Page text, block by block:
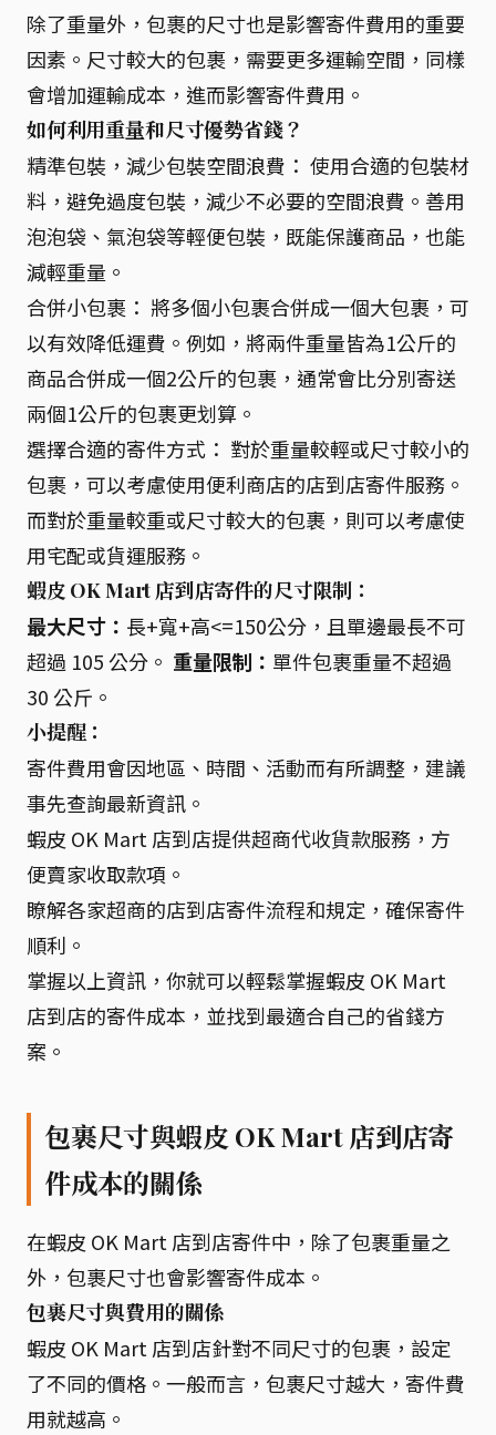
除了重量外，包裹的尺寸也是影響寄件費用的重要
因素。尺寸較大的包裹，需要更多運輸空間，同樣
會增加運輸成本，進而影響寄件費用。
如何利用重量和尺寸優勢省錢？
精準包裝，減少包裝空間浪費： 使用合適的包裝材
料，避免過度包裝，減少不必要的空間浪費。善用
泡泡袋、氣泡袋等輕便包裝，既能保護商品，也能
減輕重量。
合併小包裹： 將多個小包裹合併成一個大包裹，可
以有效降低運費。例如，將兩件重量皆為1公斤的
商品合併成一個2公斤的包裹，通常會比分別寄送
兩個1公斤的包裹更划算。
選擇合適的寄件方式： 對於重量較輕或尺寸較小的
包裹，可以考慮使用便利商店的店到店寄件服務。
而對於重量較重或尺寸較大的包裹，則可以考慮使
用宅配或貨運服務。
蝦皮 OK Mart 店到店寄件的尺寸限制：
最大尺寸： 長+寬+高<=150公分，且單邊最長不可
超過 105 公分。 重量限制： 單件包裹重量不超過
30 公斤。
小提醒：
寄件費用會因地區、時間、活動而有所調整，建議
事先查詢最新資訊。
蝦皮 OK Mart 店到店提供超商代收貨款服務，方
便賣家收取款項。
瞭解各家超商的店到店寄件流程和規定，確保寄件
順利。
掌握以上資訊，你就可以輕鬆掌握蝦皮 OK Mart
店到店的寄件成本，並找到最適合自己的省錢方
案。
包裹尺寸與蝦皮 OK Mart 店到店寄
件成本的關係
在蝦皮 OK Mart 店到店寄件中，除了包裹重量之
外，包裹尺寸也會影響寄件成本。
包裹尺寸與費用的關係
蝦皮 OK Mart 店到店針對不同尺寸的包裹，設定
了不同的價格。一般而言，包裹尺寸越大，寄件費
用就越高。